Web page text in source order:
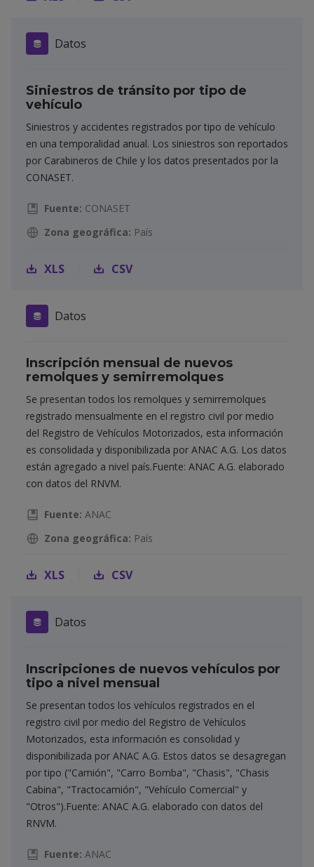
Datos
Siniestros de tránsito por tipo de
vehículo
Siniestros y accidentes registrados por tipo de vehículo
en una temporalidad anual. Los siniestros son reportados
por Carabineros de Chile y los datos presentados por la
CONASET.
Fuente: CONASET
Zona geográfica: País
XLS CSV
Datos
Inscripción mensual de nuevos
remolques y semirremolques
Se presentan todos los remolques y semirremolques
registrado mensualmente en el registro civil por medio
del Registro de Vehículos Motorizados, esta información
es consolidada y disponibilizada por ANAC A.G. Los datos
están agregado a nivel país.Fuente: ANAC A.G. elaborado
con datos del RNVM.
Fuente: ANAC
Zona geográfica: País
XLS CSV
Datos
Inscripciones de nuevos vehículos por
tipo a nivel mensual
Se presentan todos los vehículos registrados en el
registro civil por medio del Registro de Vehículos
Motorizados, esta información es consolidad y
disponibilizada por ANAC A.G. Estos datos se desagregan
por tipo ("Camión", "Carro Bomba", "Chasis", "Chasis
Cabina", "Tractocamión", "Vehículo Comercial" y
"Otros").Fuente: ANAC A.G. elaborado con datos del
RNVM.
Fuente: ANAC